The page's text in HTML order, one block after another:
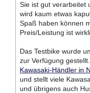
Sie ist gut verarbeitet
wird kaum etwas
Spaß haben können
Preis/Leistung ist
Das Testbike wurde
zur Verfügung gestellt.
Kawasaki-Händler in
und stellt viele
und übrigens auch